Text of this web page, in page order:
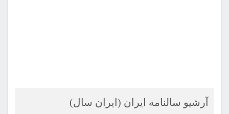
آرشیو سالنامه ایران (ایران سال)